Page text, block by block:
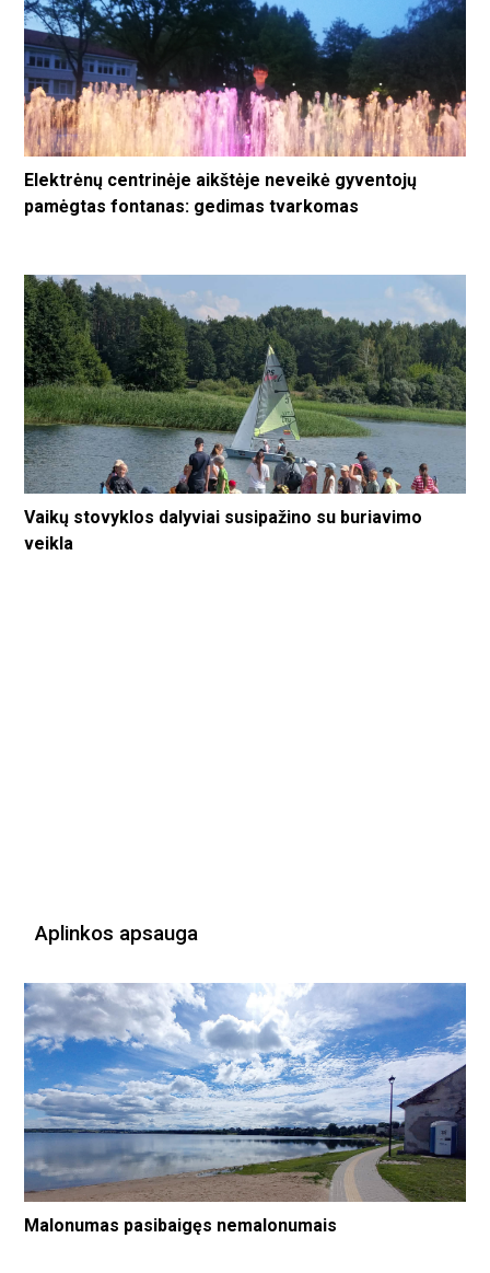
Elektrėnų centrinėje aikštėje neveikė gyventojų
pamėgtas fontanas: gedimas tvarkomas
Vaikų stovyklos dalyviai susipažino su buriavimo
veikla
Aplinkos apsauga
Malonumas pasibaigęs nemalonumais